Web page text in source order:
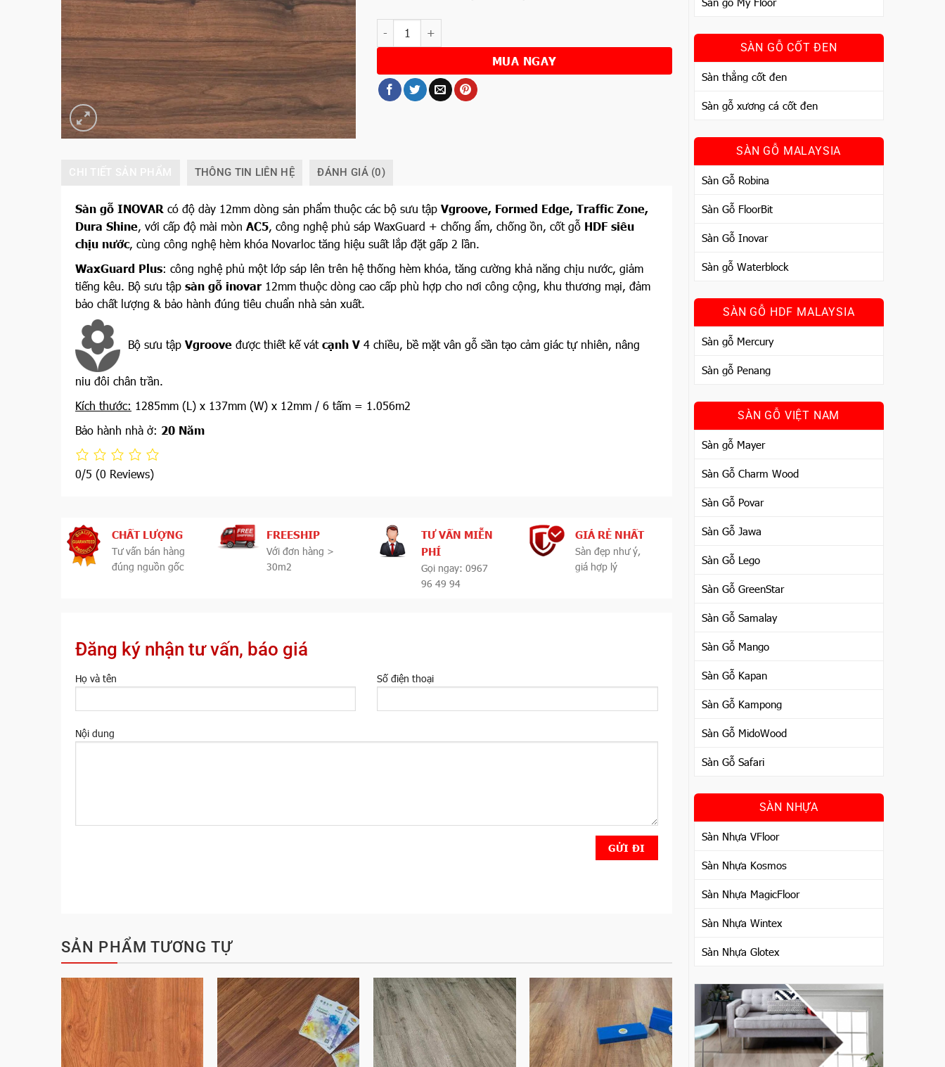
SÀN GỖ CỐT ĐEN
Sàn thẳng cốt đen
Sàn gỗ xương cá cốt đen
SÀN GỖ MALAYSIA
Sàn Gỗ Robina
Sàn Gỗ FloorBit
Sàn Gỗ Inovar
Sàn gỗ Waterblock
SÀN GỖ HDF MALAYSIA
Sàn gỗ Mercury
Sàn gỗ Penang
SÀN GỖ VIỆT NAM
Sàn gỗ Mayer
Sàn Gỗ Charm Wood
Sàn Gỗ Povar
Sàn Gỗ Jawa
Sàn Gỗ Lego
Sàn Gỗ GreenStar
Sàn Gỗ Samalay
Sàn Gỗ Mango
Sàn Gỗ Kapan
Sàn Gỗ Kampong
Sàn Gỗ MidoWood
Sàn Gỗ Safari
SÀN NHỰA
Sàn Nhựa VFloor
Sàn Nhựa Kosmos
Sàn Nhựa MagicFloor
Sàn Nhựa Wintex
Sàn Nhựa Glotex
Số lượng
MUA NGAY
THÔNG TIN LIÊN HỆ ĐÁNH GIÁ (0)
Sàn gỗ INOVAR có độ dày 12mm dòng sản phẩm thuộc các bộ sưu tập Vgroove, Formed Edge, Traffic Zone,
Dura Shine, với cấp độ mài mòn AC5, công nghệ phủ sáp WaxGuard + chống ẩm, chống ồn, cốt gỗ HDF siêu
chịu nước, cùng công nghệ hèm khóa Novarloc tăng hiệu suất lắp đặt gấp 2 lần.
WaxGuard Plus: công nghệ phủ một lớp sáp lên trên hệ thống hèm khóa, tăng cường khả năng chịu nước, giảm
tiếng kêu. Bộ sưu tập sàn gỗ inovar 12mm thuộc dòng cao cấp phù hợp cho nơi công cộng, khu thương mại, đảm
bảo chất lượng & bảo hành đúng tiêu chuẩn nhà sản xuất.
Bộ sưu tập Vgroove được thiết kế vát cạnh V 4 chiều, bề mặt vân gỗ sần tạo cảm giác tự nhiên, nâng
niu đôi chân trần.
Kích thước: 1285mm (L) x 137mm (W) x 12mm / 6 tấm = 1.056m2
Bảo hành nhà ở: 20 Năm
0/5 (0 Reviews)
CHẤT LƯỢNG
Tư vấn bán hàng
đúng nguồn gốc
FREESHIP
Với đơn hàng >
30m2
TƯ VẤN MIỄN
PHÍ
Gọi ngay: 0967
96 49 94
GIÁ RẺ NHẤT
Sàn đẹp như ý,
giá hợp lý
Đăng ký nhận tư vấn, báo giá
Họ và tên Số điện thoại
Nội dung
SẢN PHẨM TƯƠNG TỰ